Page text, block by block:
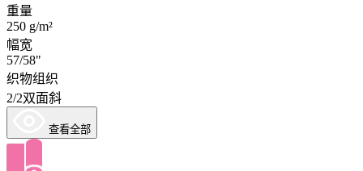
重量
250 g/m²
幅宽
57/58"
织物组织
2/2双面斜
查看全部